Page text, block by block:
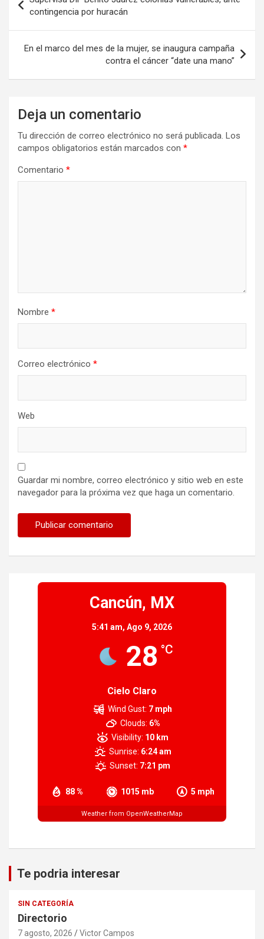
de
entradas
contingencia por huracán
En el marco del mes de la mujer, se inaugura campaña
contra el cáncer “date una mano”
Deja un comentario
Tu dirección de correo electrónico no será publicada. Los
campos obligatorios están marcados con *
Comentario *
Nombre *
Correo electrónico *
Web
Guardar mi nombre, correo electrónico y sitio web en este
navegador para la próxima vez que haga un comentario.
Cancún, MX
5:41 am, Ago 9, 2026
28 °C
Cielo Claro
88 % 1015 mb 5 mph
Wind Gust: 7 mph
Clouds: 6%
Visibility: 10 km
Sunrise: 6:24 am
Sunset: 7:21 pm
Weather from OpenWeatherMap
Te podria interesar
SIN CATEGORÍA
Directorio
7 agosto, 2026 Victor Campos